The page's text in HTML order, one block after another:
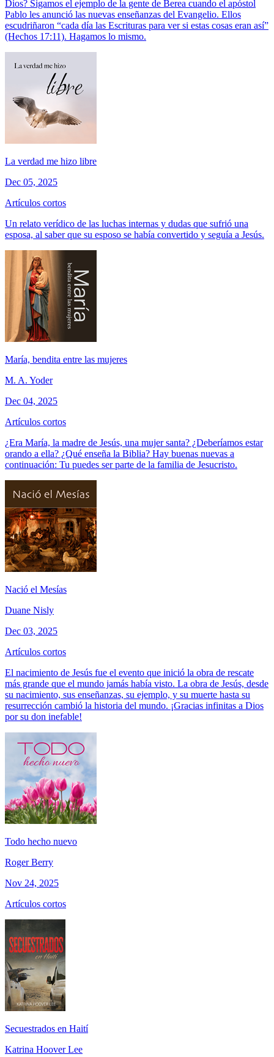
Dios? Sigamos el ejemplo de la gente de Berea cuando el apóstol
Pablo les anunció las nuevas enseñanzas del Evangelio. Ellos
escudriñaron “cada día las Escrituras para ver si estas cosas eran así”
(Hechos 17:11). Hagamos lo mismo.
La verdad me hizo libre
Dec 05, 2025
Artículos cortos
Un relato verídico de las luchas internas y dudas que sufrió una
esposa, al saber que su esposo se había convertido y seguía a Jesús.
María, bendita entre las mujeres
M. A. Yoder
Dec 04, 2025
Artículos cortos
¿Era María, la madre de Jesús, una mujer santa? ¿Deberíamos estar
orando a ella? ¿Qué enseña la Biblia? Hay buenas nuevas a
continuación: Tu puedes ser parte de la familia de Jesucristo.
Nació el Mesías
Duane Nisly
Dec 03, 2025
Artículos cortos
El nacimiento de Jesús fue el evento que inició la obra de rescate
más grande que el mundo jamás había visto. La obra de Jesús, desde
su nacimiento, sus enseñanzas, su ejemplo, y su muerte hasta su
resurrección cambió la historia del mundo. ¡Gracias infinitas a Dios
por su don inefable!
Todo hecho nuevo
Roger Berry
Nov 24, 2025
Artículos cortos
Secuestrados en Haití
Katrina Hoover Lee